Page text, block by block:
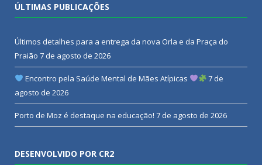
ÚLTIMAS PUBLICAÇÕES
Últimos detalhes para a entrega da nova Orla e da Praça do
Praião 7 de agosto de 2026
Encontro pela Saúde Mental de Mães Atípicas
7 de
agosto de 2026
Porto de Moz é destaque na educação! 7 de agosto de 2026
DESENVOLVIDO POR CR2